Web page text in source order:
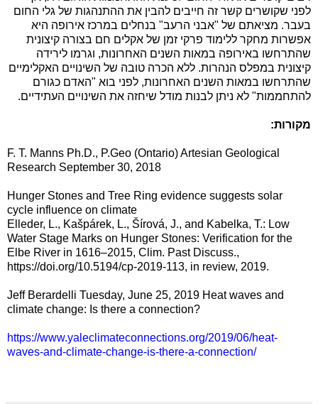
לפני שקושרים קשר זה חייבים להבין את ההתנהגות של גלי החום
בעבר. מציאתם של "אבני הרעב" בנחלים במרכז אירופה היא
אפשרות מחקר ללימוד פרקי זמן של אקלים חם בצורה קיצונית
שהתרחשו באירופה במאות השנים האחרונות, וגרמו לירידה
קיצונית במפלס הנהרות. ללא הכרה טובה של השינויים האקלימיים
שהתרחשו במאות השנים האחרונות, לפני בוא "האדם כגורם
להתחממות" לא ניתן לבנות מודל שיחזה את השינויים העתידיים.
מקורות:
F. T. Manns Ph.D., P.Geo (Ontario) Artesian Geological
Research September 30, 2018
Hunger Stones and Tree Ring evidence suggests solar
cycle influence on climate
Elleder, L., Kašpárek, L., Šírová, J., and Kabelka, T.: Low
Water Stage Marks on Hunger Stones: Verification for the
Elbe River in 1616–2015, Clim. Past Discuss.,
https://doi.org/10.5194/cp-2019-113, in review, 2019.
Jeff Berardelli Tuesday, June 25, 2019 Heat waves and
climate change: Is there a connection?
https://www.yaleclimateconnections.org/2019/06/heat-
waves-and-climate-change-is-there-a-connection/